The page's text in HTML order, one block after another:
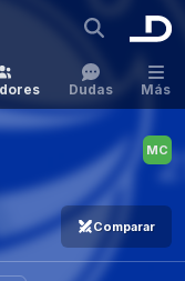
Dudas Más
Comparar